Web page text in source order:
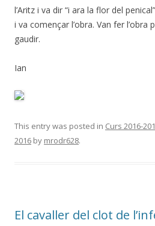
l’Aritz i va dir “i ara la flor del
i va començar l’obra. Van fer l’obra
gaudir.
Ian
This entry was posted in Curs 2016-
2016 by mrodr628.
El cavaller del clot de